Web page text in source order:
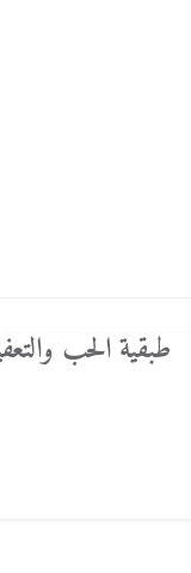
طبقية الحب